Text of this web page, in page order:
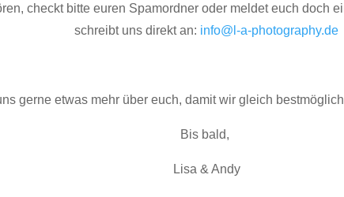
checkt bitte euren Spamordner oder meldet euch doch
schreibt uns direkt an: info@l-a-photography.de
gerne etwas mehr über euch, damit wir gleich
Bis bald,
Lisa & Andy